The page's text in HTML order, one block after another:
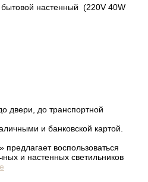
настенный (220V 40W
двери, до транспортной
и банковской картой.
воспользоваться
и настенных светильников